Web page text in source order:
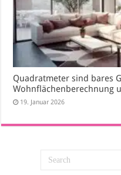
Quadratmeter sind bares
Wohnflächenberechnung
19. Januar 2026